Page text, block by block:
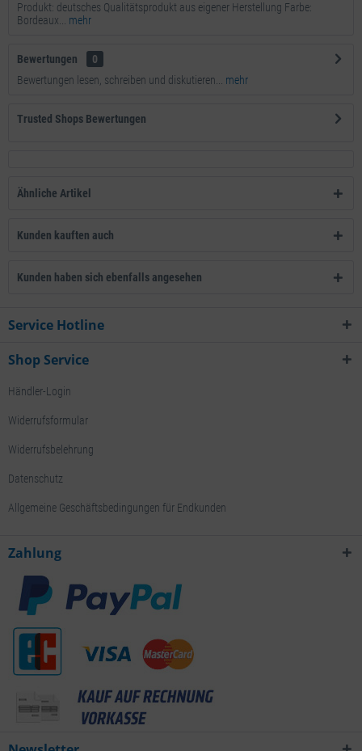
Produkt: deutsches Qualitätsprodukt aus eigener Herstellung Farbe:
Bordeaux...
mehr
Bewertungen
0
Bewertungen lesen, schreiben und diskutieren...
mehr
Trusted Shops Bewertungen
Ähnliche Artikel
Kunden kauften auch
Kunden haben sich ebenfalls angesehen
Service Hotline
Shop Service
Händler-Login
Widerrufsformular
Widerrufsbelehrung
Datenschutz
Allgemeine Geschäftsbedingungen für Endkunden
Zahlung